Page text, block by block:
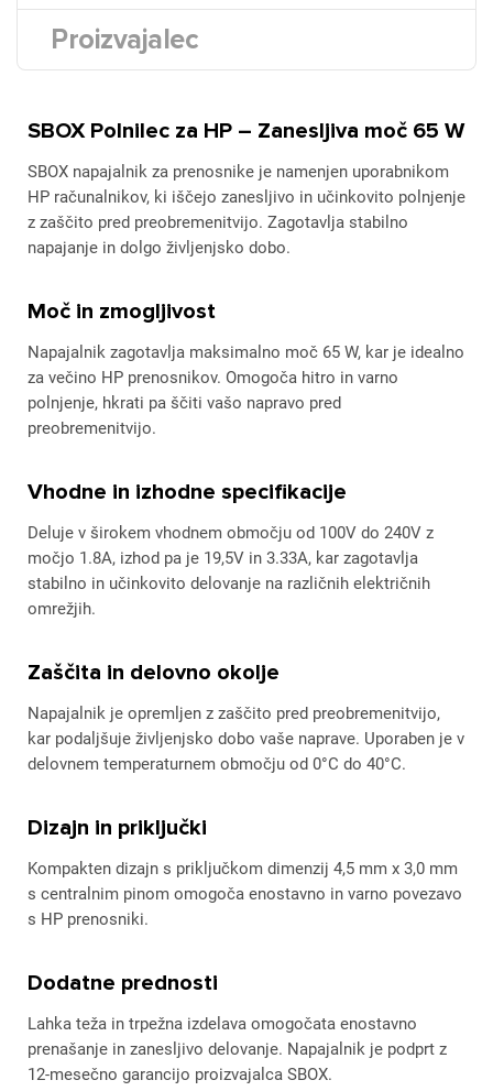
Proizvajalec
SBOX Polnilec za HP – Zanesljiva moč 65 W
SBOX napajalnik za prenosnike je namenjen uporabnikom
HP računalnikov, ki iščejo zanesljivo in učinkovito polnjenje
z zaščito pred preobremenitvijo. Zagotavlja stabilno
napajanje in dolgo življenjsko dobo.
Moč in zmogljivost
Napajalnik zagotavlja maksimalno moč 65 W, kar je idealno
za večino HP prenosnikov. Omogoča hitro in varno
polnjenje, hkrati pa ščiti vašo napravo pred
preobremenitvijo.
Vhodne in izhodne specifikacije
Deluje v širokem vhodnem območju od 100V do 240V z
močjo 1.8A, izhod pa je 19,5V in 3.33A, kar zagotavlja
stabilno in učinkovito delovanje na različnih električnih
omrežjih.
Zaščita in delovno okolje
Napajalnik je opremljen z zaščito pred preobremenitvijo,
kar podaljšuje življenjsko dobo vaše naprave. Uporaben je v
delovnem temperaturnem območju od 0°C do 40°C.
Dizajn in priključki
Kompakten dizajn s priključkom dimenzij 4,5 mm x 3,0 mm
s centralnim pinom omogoča enostavno in varno povezavo
s HP prenosniki.
Dodatne prednosti
Lahka teža in trpežna izdelava omogočata enostavno
prenašanje in zanesljivo delovanje. Napajalnik je podprt z
12-mesečno garancijo proizvajalca SBOX.